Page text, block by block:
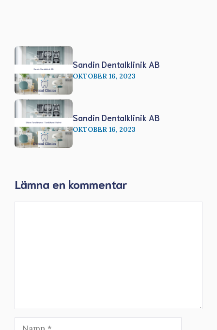
Sandin Dentalklinik AB
OKTOBER 16, 2023
Sandin Dentalklinik AB
OKTOBER 16, 2023
Lämna en kommentar